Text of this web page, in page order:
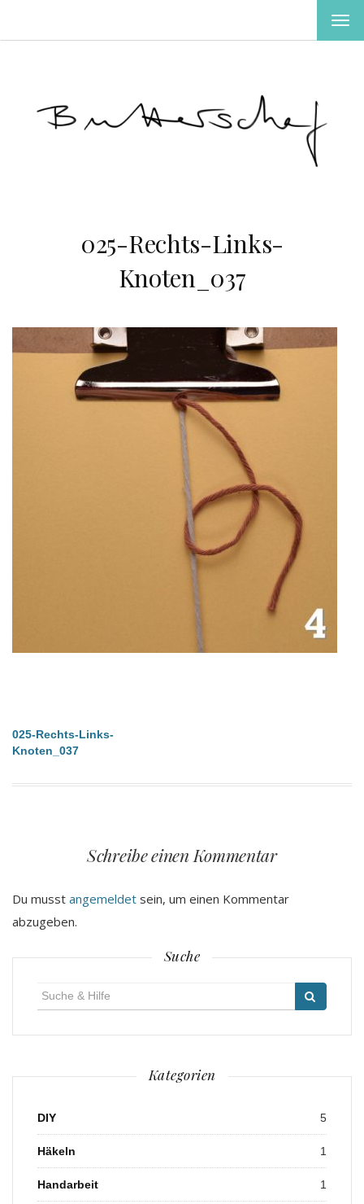
025-Rechts-Links-
Knoten_037
Beitragsnavigation
025-Rechts-Links-
Knoten_037
Schreibe einen Kommentar
Du musst angemeldet sein, um einen Kommentar
abzugeben.
Suche
Kategorien
DIY 5
Häkeln 1
Handarbeit 1